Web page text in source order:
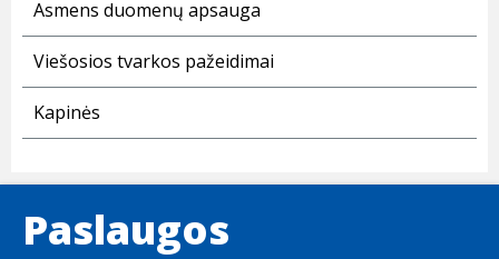
Asmens duomenų apsauga
Viešosios tvarkos pažeidimai
Kapinės
Paslaugos